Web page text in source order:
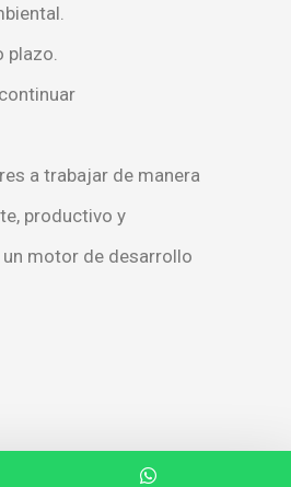
a trabajar de manera
productivo y
motor de desarrollo